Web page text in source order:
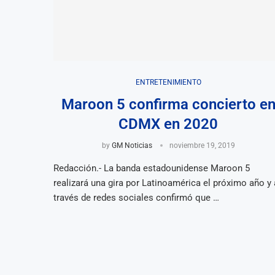
ENTRETENIMIENTO
Maroon 5 confirma concierto en
CDMX en 2020
by GM Noticias noviembre 19, 2019
Redacción.- La banda estadounidense Maroon 5
realizará una gira por Latinoamérica el próximo año y
través de redes sociales confirmó que …